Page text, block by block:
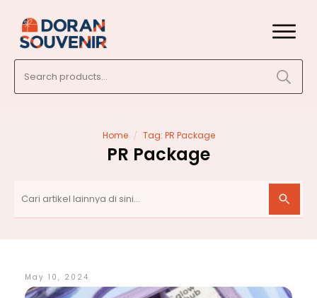
for:
Home / Tag: PR Package
PR Package
May 10, 2024